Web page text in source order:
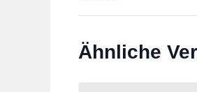
Ähnliche